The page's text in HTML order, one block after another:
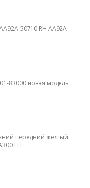
50710 RH AA92A-
8R000 новая модель
передний желтый
LH